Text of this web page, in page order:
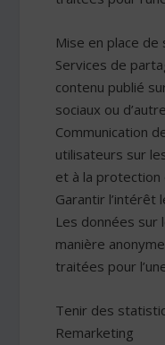
Mise en place
Services de
contenu publié
sociaux ou
Communication
utilisateurs sur
et à la protection
Garantir l’intérêt
Les données sur
manière
traitées pour
Tenir des
Remarketing